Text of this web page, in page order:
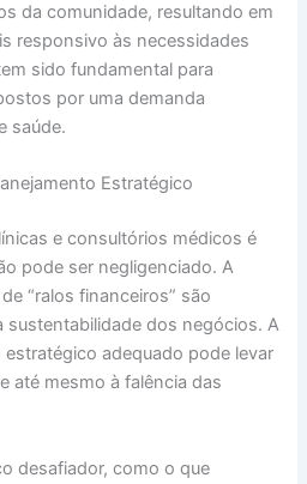
da comunidade, resultando em
responsivo às necessidades
sido fundamental para
por uma demanda
saúde.
Estratégico
e consultórios médicos é
pode ser negligenciado. A
“ralos financeiros” são
sustentabilidade dos negócios. A
adequado pode levar
até mesmo à falência das
desafiador, como o que